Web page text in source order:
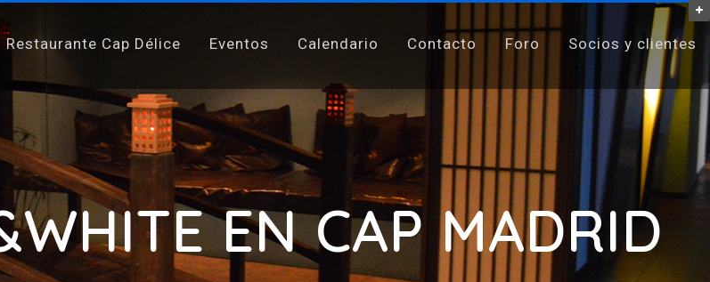
Restaurante Cap Délice Eventos Calendario Contacto Foro Socios y clientes
EN CAP MADRID